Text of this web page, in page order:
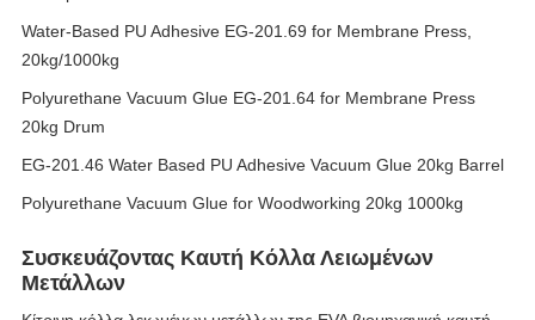
Water-Based PU Adhesive EG-201.69 for Membrane Press,
20kg/1000kg
Polyurethane Vacuum Glue EG-201.64 for Membrane Press
20kg Drum
EG-201.46 Water Based PU Adhesive Vacuum Glue 20kg Barrel
Polyurethane Vacuum Glue for Woodworking 20kg 1000kg
Συσκευάζοντας Καυτή Κόλλα Λειωμένων
Μετάλλων